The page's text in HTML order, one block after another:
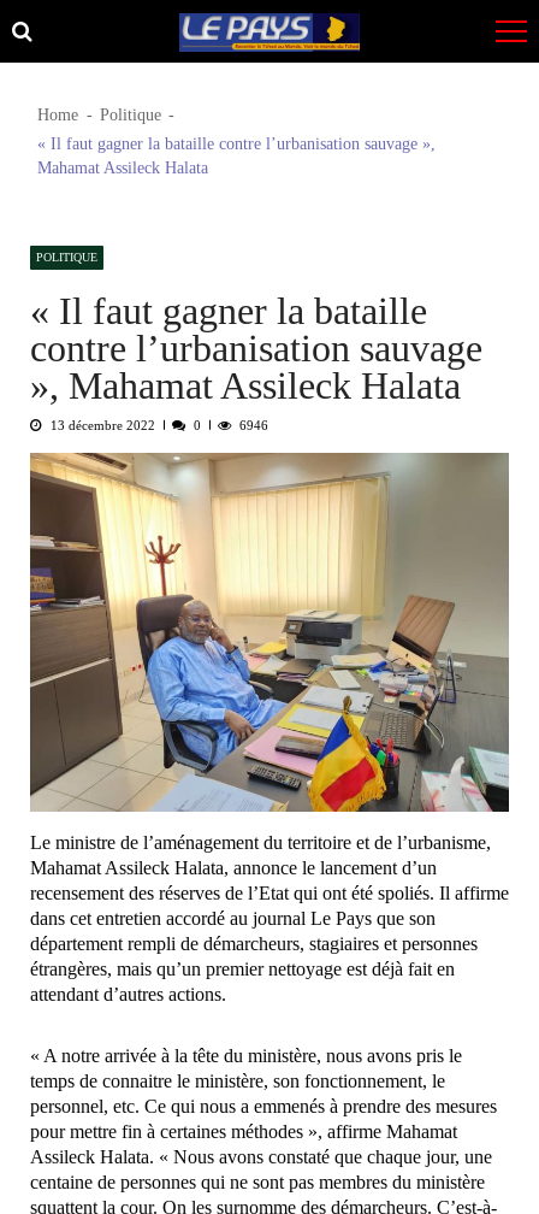
Skip
to
Skip
to
Home
Politique
« Il faut gagner la bataille contre l’urbanisation sauvage »,
Mahamat Assileck Halata
POLITIQUE
« Il faut gagner la bataille
contre l’urbanisation sauvage
», Mahamat Assileck Halata
13 décembre 2022 0 6946
Le ministre de l’aménagement du territoire et de l’urbanisme,
Mahamat Assileck Halata, annonce le lancement d’un
recensement des réserves de l’Etat qui ont été spoliés. Il affirme
dans cet entretien accordé au journal Le Pays que son
département rempli de démarcheurs, stagiaires et personnes
étrangères, mais qu’un premier nettoyage est déjà fait en
attendant d’autres actions.
« A notre arrivée à la tête du ministère, nous avons pris le
temps de connaitre le ministère, son fonctionnement, le
personnel, etc. Ce qui nous a emmenés à prendre des mesures
pour mettre fin à certaines méthodes », affirme Mahamat
Assileck Halata. « Nous avons constaté que chaque jour, une
centaine de personnes qui ne sont pas membres du ministère
squattent la cour. On les surnomme des démarcheurs. C’est-à-